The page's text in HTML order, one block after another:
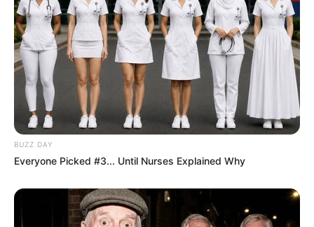
BUZZ DAY
Everyone Picked #3... Until Nurses Explained Why